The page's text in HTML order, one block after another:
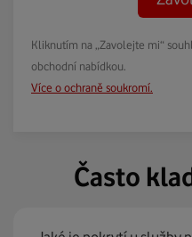
Kliknutím na „Zavolejte mi“
obchodní nabídkou.
Více o ochraně soukromí.
Často